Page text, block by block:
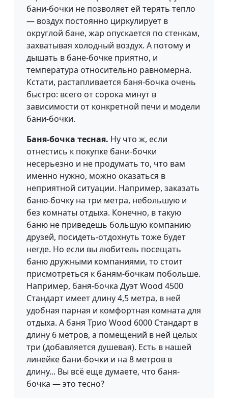
бани-бочки не позволяет ей терять тепло
— воздух постоянно циркулирует в
округлой бане, жар опускается по стенкам,
захватывая холодный воздух. А потому и
дышать в бане-бочке приятно, и
температура относительно равномерна.
Кстати, растапливается баня-бочка очень
быстро: всего от сорока минут в
зависимости от конкретной печи и модели
бани-бочки.
Баня-бочка тесная. Ну что ж, если
отнестись к покупке бани-бочки
несерьезно и не продумать то, что вам
именно нужно, можно оказаться в
неприятной ситуации. Например, заказать
баню-бочку на три метра, небольшую и
без комнаты отдыха. Конечно, в такую
баню не приведешь большую компанию
друзей, посидеть-отдохнуть тоже будет
негде. Но если вы любитель посещать
баню дружными компаниями, то стоит
присмотреться к баням-бочкам побольше.
Например, баня-бочка Дуэт Wood 4500
Стандарт имеет длину 4,5 метра, в ней
удобная парная и комфортная комната для
отдыха. А баня Трио Wood 6000 Стандарт в
длину 6 метров, а помещений в ней целых
три (добавляется душевая). Есть в нашей
линейке бани-бочки и на 8 метров в
длину... Вы всё еще думаете, что баня-
бочка — это тесно?